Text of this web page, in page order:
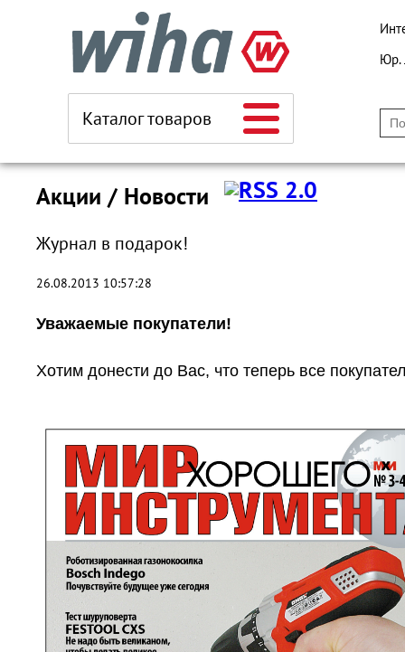
Каталог товаров
Юр.
Акции / Новости
Журнал в подарок!
26.08.2013 10:57:28
Уважаемые покупатели!
Хотим донести до Вас, что теперь все